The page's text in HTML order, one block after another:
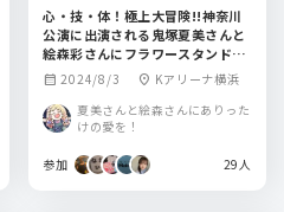
心・技・体！極上大冒険!!神奈川
公演に出演される鬼塚夏美さんと
絵森彩さんにフラワースタンドを
贈りませんか？
calendar_month 2024/8/3 location_on Kアリーナ横浜
夏美さんと絵森さんにありった
けの愛を！
参加 29人